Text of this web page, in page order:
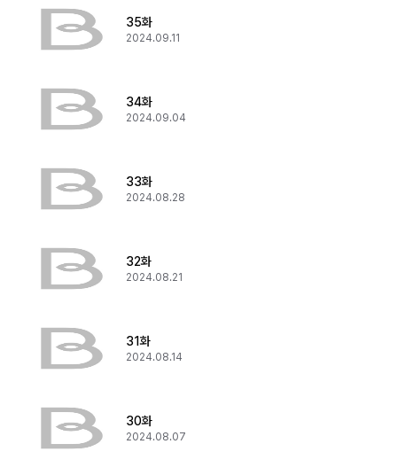
35화
2024.09.11
34화
2024.09.04
33화
2024.08.28
32화
2024.08.21
31화
2024.08.14
30화
2024.08.07